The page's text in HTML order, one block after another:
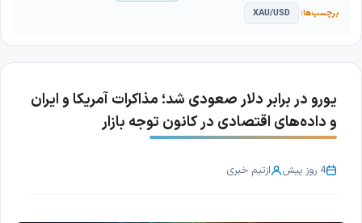
XAU/USD
یورو در برابر دلار صعودی شد؛ مذاکرات آمریکا و ایران
و داده‌های اقتصادی در کانون توجه بازار
4 روز پیش ازتیم خبری